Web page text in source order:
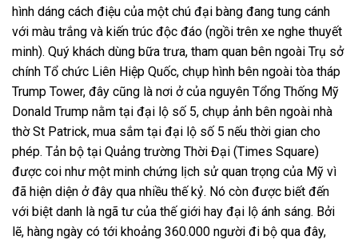
hình dáng cách điệu của một chú đại bàng đang tung cánh
với màu trắng và kiến trúc độc đáo (ngồi trên xe nghe thuyết
minh). Quý khách dùng bữa trưa, tham quan bên ngoài Trụ sở
chính Tổ chức Liên Hiệp Quốc, chụp hình bên ngoài tòa tháp
Trump Tower, đây cũng là nơi ở của nguyên Tổng Thống Mỹ
Donald Trump nằm tại đại lộ số 5, chụp ảnh bên ngoài nhà
thờ St Patrick, mua sắm tại đại lộ số 5 nếu thời gian cho
phép. Tản bộ tại Quảng trường Thời Đại (Times Square)
được coi như một minh chứng lịch sử quan trọng của Mỹ vì
đã hiện diện ở đây qua nhiều thế kỷ. Nó còn được biết đến
với biệt danh là ngã tư của thế giới hay đại lộ ánh sáng. Bởi
lẽ, hàng ngày có tới khoảng 360.000 người đi bộ qua đây,